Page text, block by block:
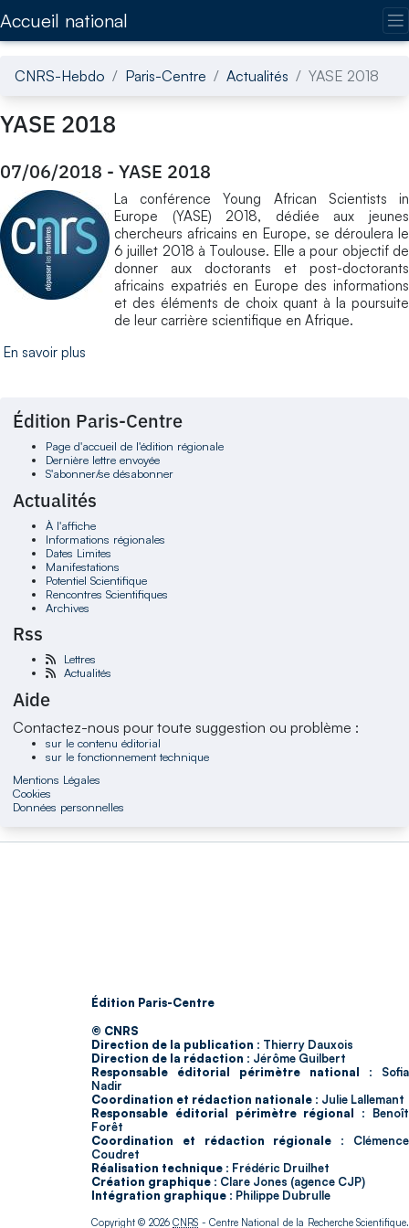
Accueil national
CNRS-Hebdo Paris-Centre Actualités YASE 2018
YASE 2018
07/06/2018 - YASE 2018
La conférence Young African Scientists in
Europe (YASE) 2018, dédiée aux jeunes
chercheurs africains en Europe, se déroulera le
6 juillet 2018 à Toulouse. Elle a pour objectif de
donner aux doctorants et post-doctorants
africains expatriés en Europe des informations
et des éléments de choix quant à la poursuite
de leur carrière scientifique en Afrique.
En savoir plus
Édition Paris-Centre
Page d'accueil de l'édition régionale
Dernière lettre envoyée
S'abonner/se désabonner
Actualités
À l'affiche
Informations régionales
Dates Limites
Manifestations
Potentiel Scientifique
Rencontres Scientifiques
Archives
Rss
Lettres
Actualités
Aide
Contactez-nous pour toute suggestion ou problème :
sur le contenu éditorial
sur le fonctionnement technique
Mentions Légales
Cookies
Données personnelles
Édition Paris-Centre
© CNRS
Direction de la publication : Thierry Dauxois
Direction de la rédaction : Jérôme Guilbert
Responsable éditorial périmètre national : Sofia
Nadir
Coordination et rédaction nationale : Julie Lallemant
Responsable éditorial périmètre régional : Benoît
Forêt
Coordination et rédaction régionale : Clémence
Coudret
Réalisation technique : Frédéric Druilhet
Création graphique : Clare Jones (agence CJP)
Intégration graphique : Philippe Dubrulle
Copyright © 2026CNRS - Centre National de la Recherche Scientifique.